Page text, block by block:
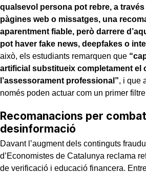
qualsevol persona pot rebre, a
pàgines web o missatges, una
aparentment fiable, però darrere
pot haver fake news, deepfakes o
això, els estudiants remarquen que
artificial substitueix completament el
l’assessorament professional”, i que
només poden actuar com un primer filtre
Recomanacions per
desinformació
Davant l’augment dels continguts
d’Economistes de Catalunya reclama
de verificació i educació financera.